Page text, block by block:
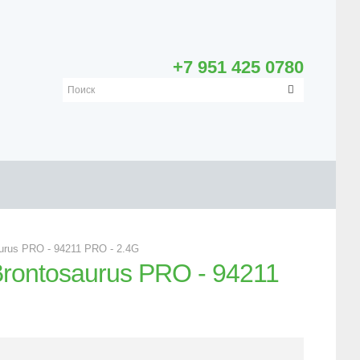
+7 951 425 0780
PRO - 94211 PRO - 2.4G
PRO - 94211